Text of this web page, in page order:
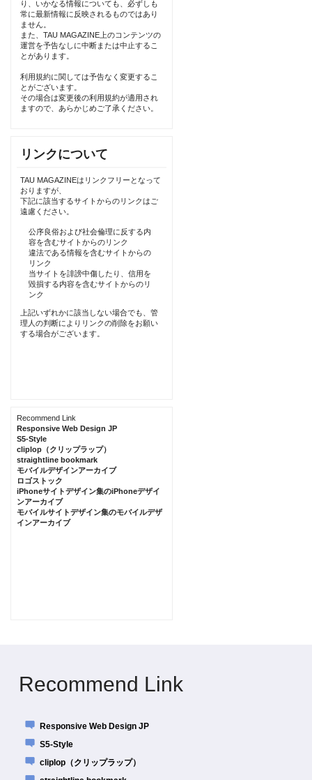
り、いかなる情報についても、必ずしも
常に最新情報に反映されるものではあり
ません。
また、TAU MAGAZINE上のコンテンツの
運営を予告なしに中断または中止するこ
とがあります。
利用規約に関しては予告なく変更するこ
とがございます。
その場合は変更後の利用規約が適用され
ますので、あらかじめご了承ください。
リンクについて
TAU MAGAZINEはリンクフリーとなって
おりますが、
下記に該当するサイトからのリンクはご
遠慮ください。
公序良俗および社会倫理に反する内
容を含むサイトからのリンク
違法である情報を含むサイトからの
リンク
当サイトを誹謗中傷したり、信用を
毀損する内容を含むサイトからのリ
ンク
上記いずれかに該当しない場合でも、管
理人の判断によりリンクの削除をお願い
する場合がございます。
Recommend Link
Responsive Web Design JP
S5-Style
cliplop（クリップラップ）
straightline bookmark
モバイルデザインアーカイブ
ロゴストック
iPhoneサイトデザイン集のiPhoneデザイ
ンアーカイブ
モバイルサイトデザイン集のモバイルデザ
インアーカイブ
Recommend Link
Responsive Web Design JP
S5-Style
cliplop（クリップラップ）